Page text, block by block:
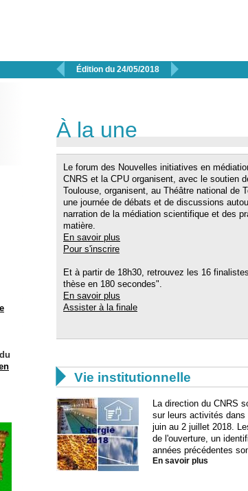
 Édition du 24/05/2018 
À la une
Le forum des Nouvelles initiatives en
CNRS et la CPU organisent, avec le soutien
Toulouse, organisent, au Théâtre national de
une journée de débats et de discussions
narration de la médiation scientifique et des
matière.
En savoir plus
Pour s'inscrire
Et à partir de 18h30, retrouvez les 16
thèse en 180 secondes".
En savoir plus
Assister à la finale
 Vie institutionnelle
La direction du CNRS
sur leurs activités dans
juin au 2 juillet 2018.
de l'ouverture, un
années précédentes
En savoir plus